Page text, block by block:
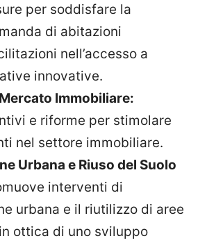
per soddisfare la
di abitazioni
nell’accesso a
innovative.
Immobiliare:
e riforme per stimolare
nel settore immobiliare.
Urbana e Riuso del Suolo
interventi di
urbana e il riutilizzo di aree
ottica di uno sviluppo